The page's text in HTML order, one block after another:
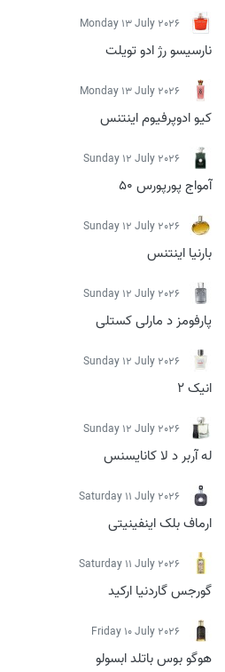
Monday 13 July 2026
نارسیسو رژ ادو تویلت
Monday 13 July 2026
کیو ادوپرفیوم اینتنس
Sunday 12 July 2026
آمواج پورپورس 50
Sunday 12 July 2026
بارنیا اینتنس
Sunday 12 July 2026
پارفومز د مارلی کستلی
Sunday 12 July 2026
انیک 2
Sunday 12 July 2026
له آربر د لا کانایسنس
Saturday 11 July 2026
ارماف بلک اینفینیتی
Saturday 11 July 2026
گورجس گاردنیا ارکید
Friday 10 July 2026
هوگو بوس باتلد ابسولو